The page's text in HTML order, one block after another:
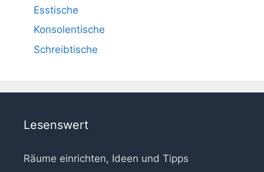
Esstische
Konsolentische
Schreibtische
Lesenswert
Räume einrichten, Ideen und Tipps